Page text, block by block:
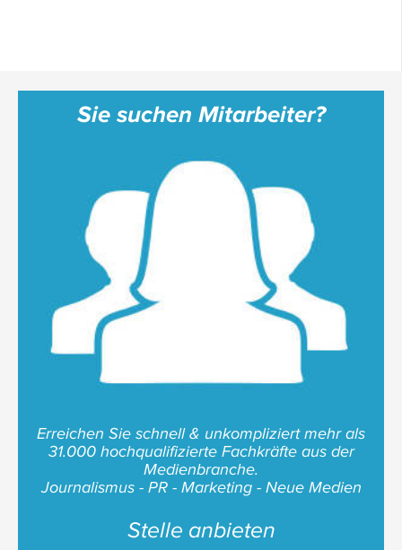
Sie suchen Mitarbeiter?
Erreichen Sie schnell & unkompliziert mehr als
31.000 hochqualifizierte Fachkräfte aus der
Medienbranche.
Journalismus - PR - Marketing - Neue Medien
Stelle anbieten